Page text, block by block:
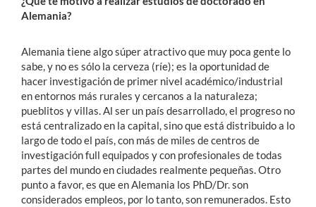
Alemania?
Alemania tiene algo súper atractivo que muy poca gente lo
sabe, y no es sólo la cerveza (ríe); es la oportunidad de
hacer investigación de primer nivel académico/industrial
en entornos más rurales y cercanos a la naturaleza;
pueblitos y villas. Al ser un país desarrollado, el progreso no
está centralizado en la capital, sino que está distribuido a lo
largo de todo el país, con más de miles de centros de
investigación full equipados y con profesionales de todas
partes del mundo en ciudades realmente pequeñas. Otro
punto a favor, es que en Alemania los PhD/Dr. son
considerados empleos, por lo tanto, son remunerados. Esto